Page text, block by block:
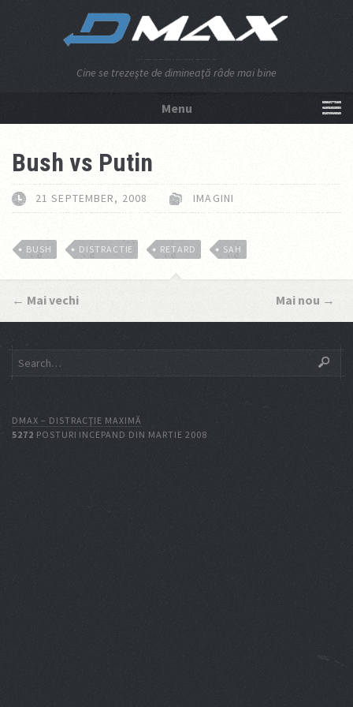
Cine se trezeşte de dimineaţă râde mai bine
Menu
Bush vs Putin
21 SEPTEMBER, 2008 IMAGINI
BUSH DISTRACTIE RETARD SAH
← Mai vechi Mai nou →
DMAX – DISTRACŢIE MAXIMĂ
5272 POSTURI INCEPAND DIN MARTIE 2008